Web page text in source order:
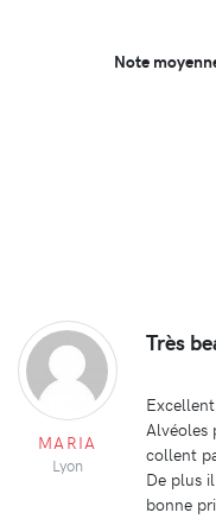
Note
MARIA
Lyon
Très
Alvéoles
collent
De plus
bonne